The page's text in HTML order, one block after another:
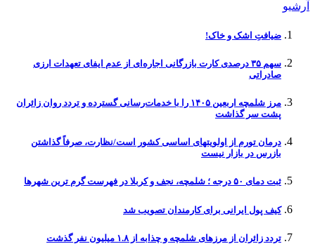
آرشیو
ضیافتِ اشک و خاک!
سهم ۳۵ درصدی کارت بازرگانی اجاره‌ای از عدم ایفای تعهدات ارزی
صادراتی
مرز شلمچه اربعین ۱۴۰۵ را با خدمات‌رسانی گسترده و تردد روان زائران
پشت سر گذاشت
درمان تورم از اولویتهای اساسی کشور است/نظارت، صرفاً گذاشتن
بازرس در بازار نیست
ثبت دمای ۵۰ درجه ؛ شلمچه، نجف و کربلا در فهرست گرم ترین شهرها
کیف پول ایرانی برای کارمندان تصویب شد
تردد زائران از مرزهای شلمچه و چذابه از ۱.۸ میلیون نفر گذشت